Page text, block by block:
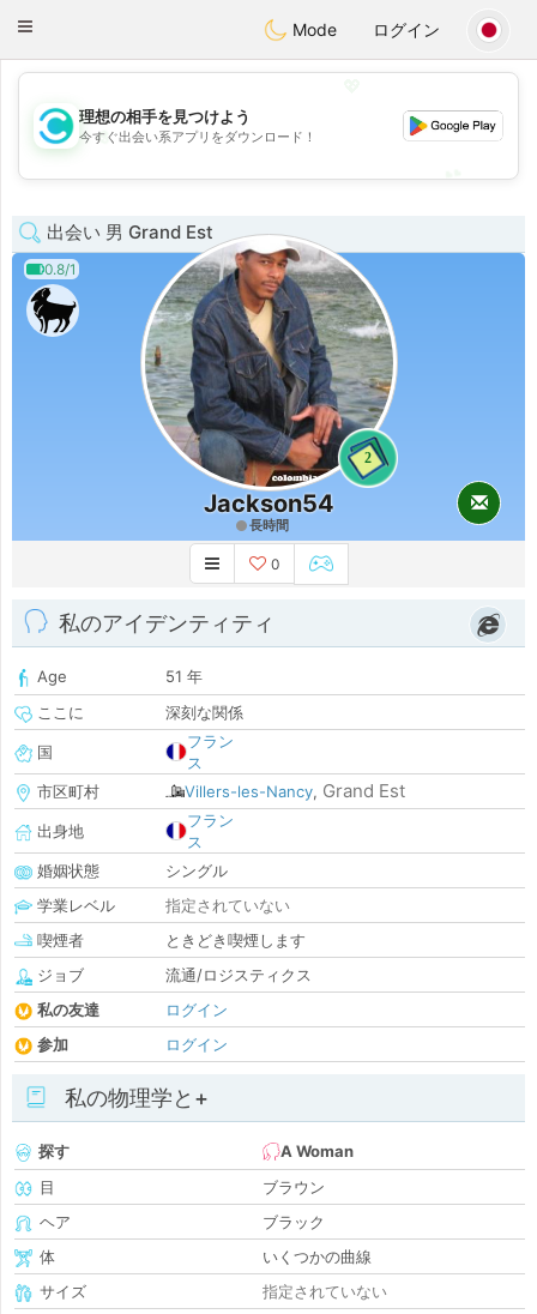
olombiaCitas
Toggle
Mode ログイン
💖
💕
理想の相手を見つけよう
今すぐ出会い系アプリをダウンロード！
出会い 男 Grand Est
0.8/1
2
Jackson54
長時間
0
私のアイデンティティ
Age
51 年
ここに
深刻な関係
国
フラン
ス
市区町村
Villers-les-Nancy, Grand Est
出身地
フラン
ス
婚姻状態
シングル
学業レベル
指定されていない
喫煙者
ときどき喫煙します
ジョブ
流通/ロジスティクス
私の友達
ログイン
参加
ログイン
私の物理学と+
探す
A Woman
目
ブラウン
ヘア
ブラック
体
いくつかの曲線
サイズ
指定されていない